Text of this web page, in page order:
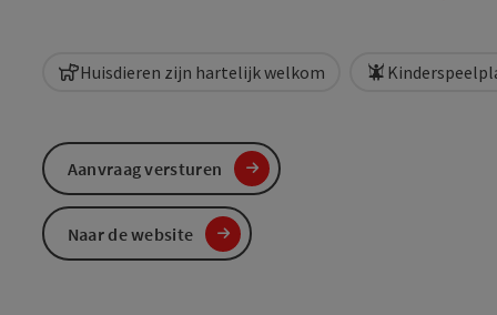
Huisdieren zijn hartelijk welkom
Aanvraag versturen
Naar de website